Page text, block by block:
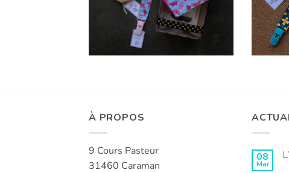
À PROPOS
9 Cours Pasteur
31460 Caraman
08
Mar